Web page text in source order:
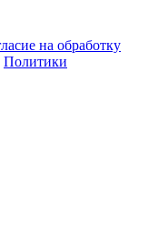
на обработку
Политики